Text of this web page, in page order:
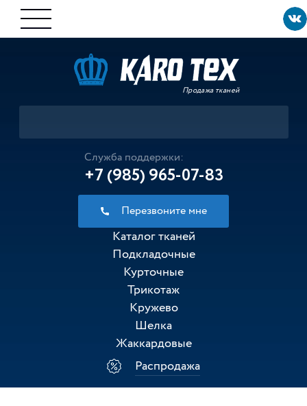
Продажа тканей
Служба поддержки:
+7 (985) 965-07-83
Перезвоните мне
Каталог тканей
Подкладочные
Курточные
Трикотаж
Кружево
Шелка
Жаккардовые
Распродажа